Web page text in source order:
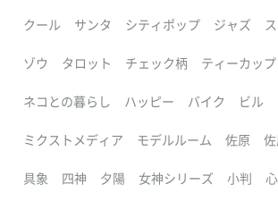
クール サンタ シティポップ ジャズ
ゾウ タロット チェック柄 ティーカップ
ネコとの暮らし ハッピー バイク ビル
ミクストメディア モデルルーム 佐原
具象 四神 夕陽 女神シリーズ 小判